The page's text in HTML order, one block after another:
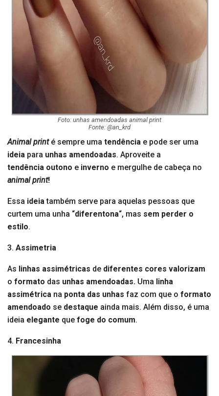
Foto: unhas amendoadas animal print
Fonte: @an_krd
Animal printé sempre uma tendência e pode ser uma
ideia para unhas amendoadas. Aproveite a
tendência outono e inverno e mergulhe de cabeça no
animal print!
Essa ideiatambém serve para aquelas pessoas que
curtem uma unha “diferentona“, mas sem perder o
estilo.
3. Assimetria
As linhas assimétricas de diferentes cores valorizam
o formato das unhas amendoadas. Uma linha
assimétrica na ponta das unhas faz com que o formato
amendoado se destaque ainda mais. Além disso, é uma
ideia elegante que foge do comum.
4. Francesinha